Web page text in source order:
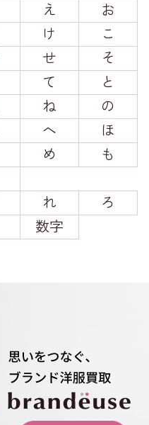
え
お
け
こ
せ
そ
て
と
ね
の
へ
ほ
め
も
れ
ろ
数字